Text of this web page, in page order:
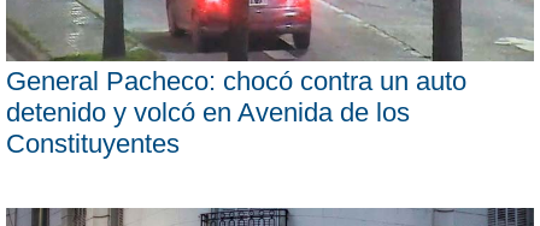
General Pacheco: chocó contra un auto
detenido y volcó en Avenida de los
Constituyentes